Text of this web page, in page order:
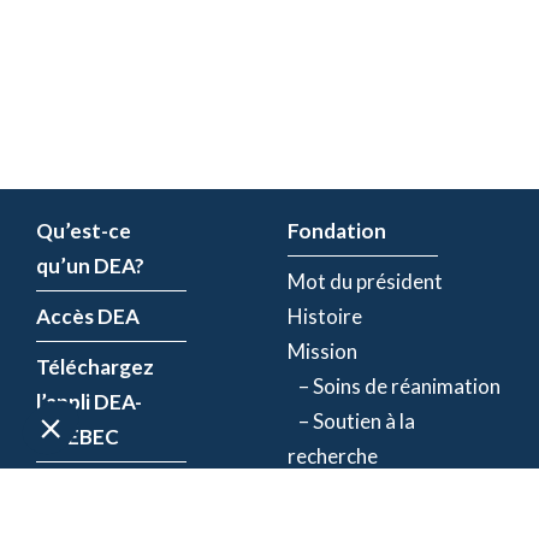
Qu’est-ce
qu’un DEA?
Accès DEA
Téléchargez
l’appli DEA-
QUÉBEC
Fondation
Mot du président
Histoire
Mission
– Soins de réanimation
– Soutien à la
recherche